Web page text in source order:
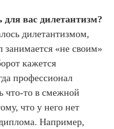
вас дилетантизм?
дилетантизмом,
занимается «не своим»
кажется
профессионал
что-то в смежной
что у него нет
Например,